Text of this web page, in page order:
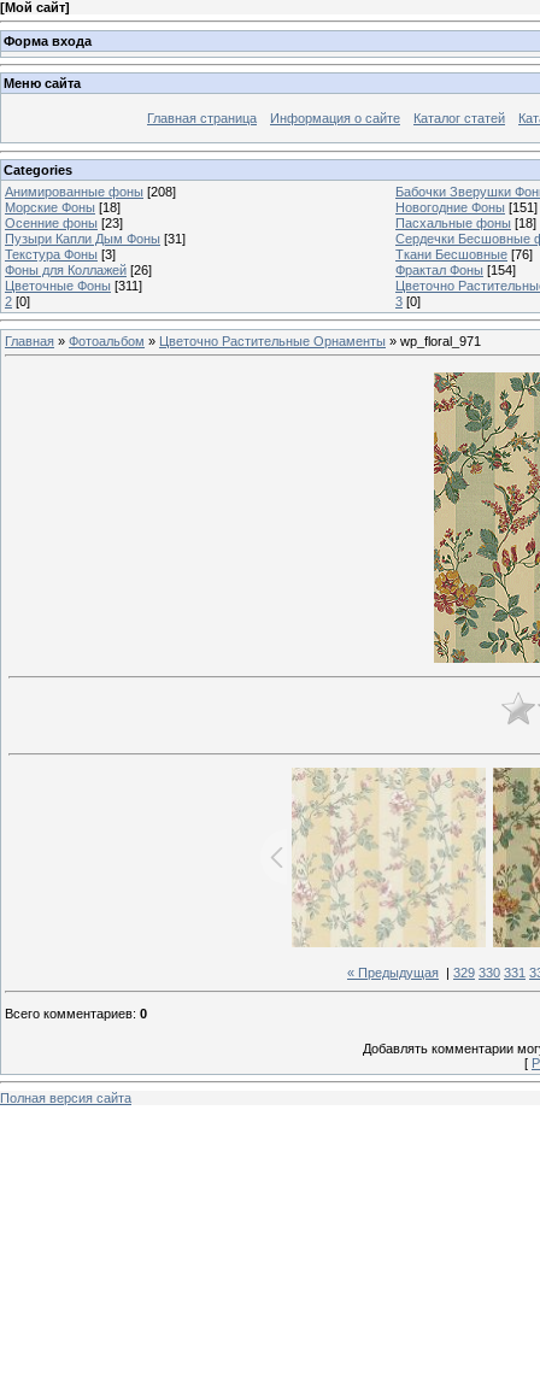
[Мой сайт]
Форма входа
Меню сайта
Главная страница Информация о сайте Каталог статей
Categories
Анимированные фоны [208]
Бабочки Зверушки
Морские Фоны [18] Новогодние Фоны [151]
Осенние фоны [23] Пасхальные фоны [18]
Пузыри Капли Дым Фоны [31]
Сердечки Бесшовные
Текстура Фоны [3] Ткани Бесшовные [76]
Фоны для Коллажей [26] Фрактал Фоны [154]
Цветочные Фоны [311]
Цветочно
2 [0] 3 [0]
Главная » Фотоальбом » Цветочно Растительные Орнаменты » wp_floral_971
« Предыдущая 329 330 331
Всего комментариев: 0
Добавлять комментарии
[
Полная версия сайта